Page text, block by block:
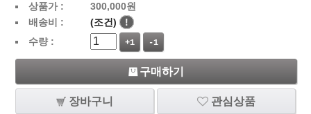
상품가 : 300,000원
배송비 :
(조건)
!
수량 :
+1 -1
구매하기
장바구니 관심상품